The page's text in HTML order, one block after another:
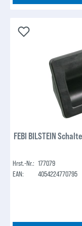
FEBI BILSTEIN
Hrst.-Nr.: 177079
EAN:
4054224770795